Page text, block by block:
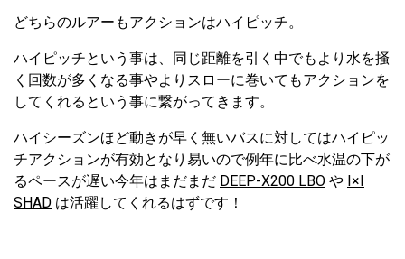
どちらのルアーもアクションはハイピッチ。
ハイピッチという事は、同じ距離を引く中でもより水を掻
く回数が多くなる事やよりスローに巻いてもアクションを
してくれるという事に繋がってきます。
ハイシーズンほど動きが早く無いバスに対してはハイピッ
チアクションが有効となり易いので例年に比べ水温の下が
るペースが遅い今年はまだまだ DEEP-X200 LBO や I×I
SHAD は活躍してくれるはずです！